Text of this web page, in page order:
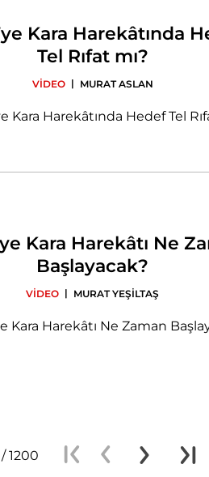
Kara Harekâtında
Tel Rıfat mı?
VİDEO | MURAT ASLAN
Kara Harekâtı Ne
Başlayacak?
VİDEO | MURAT YEŞİLTAŞ
/ 1200